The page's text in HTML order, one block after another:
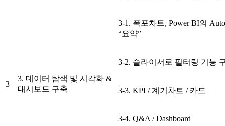
3
3. 데이터 탐색 및 시각화 &
대시보드 구축
3-1. 폭포차트, Power BI의
“요약”
3-2. 슬라이서로 필터링 기능
3-3. KPI / 계기차트 / 카드
3-4. Q&A / Dashboard